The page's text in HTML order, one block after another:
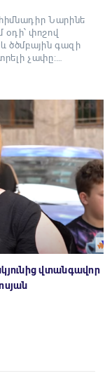
Նարինե
օդի՝ փոշով
ծծմբային գազի
չափը:…
վտանգավոր